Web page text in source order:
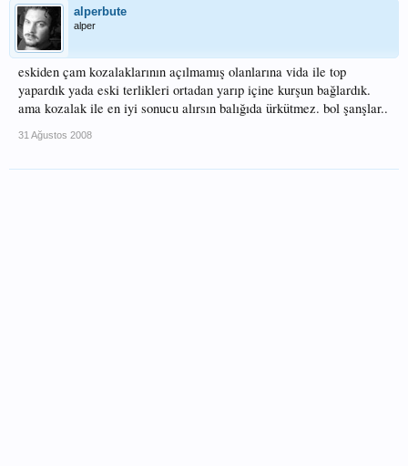
alperbute
alper
eskiden çam kozalaklarının açılmamış olanlarına vida ile top
yapardık yada eski terlikleri ortadan yarıp içine kurşun bağlardık.
ama kozalak ile en iyi sonucu alırsın balığıda ürkütmez. bol şanşlar..
31 Ağustos 2008